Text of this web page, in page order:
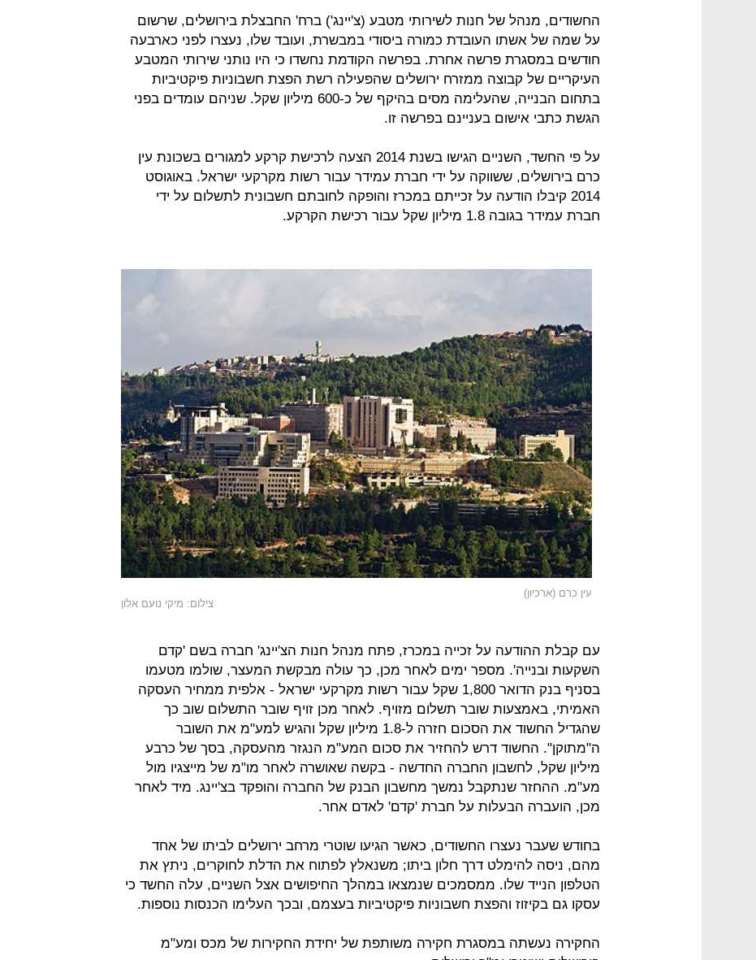
החשודים, מנהל של חנות לשירותי מטבע (צ'יינג') ברח' החבצלת בירושלים, שרשום
על שמה של אשתו העובדת כמורה ביסודי במבשרת, ועובד שלו, נעצרו לפני כארבעה
חודשים במסגרת פרשה אחרת. בפרשה הקודמת נחשדו כי היו נותני שירותי המטבע
העיקריים של קבוצה ממזרח ירושלים שהפעילה רשת הפצת חשבוניות פיקטיביות
בתחום הבנייה, שהעלימה מסים בהיקף של כ-600 מיליון שקל. שניהם עומדים בפני
הגשת כתבי אישום בעניינם בפרשה זו.
על פי החשד, השניים הגישו בשנת 2014 הצעה לרכישת קרקע למגורים בשכונת עין
כרם בירושלים, ששווקה על ידי חברת עמידר עבור רשות מקרקעי ישראל. באוגוסט
2014 קיבלו הודעה על זכייתם במכרז והופקה לחובתם חשבונית לתשלום על ידי
חברת עמידר בגובה 1.8 מיליון שקל עבור רכישת הקרקע.
עין כרם (ארכיון)
צילום: מיקי נועם אלון
עם קבלת ההודעה על זכייה במכרז, פתח מנהל חנות הצ'יינג' חברה בשם 'קדם
השקעות ובנייה'. מספר ימים לאחר מכן, כך עולה מבקשת המעצר, שולמו מטעמו
בסניף בנק הדואר 1,800 שקל עבור רשות מקרקעי ישראל - אלפית ממחיר העסקה
האמיתי, באמצעות שובר תשלום מזויף. לאחר מכן זויף שובר התשלום שוב כך
שהגדיל החשוד את הסכום חזרה ל-1.8 מיליון שקל והגיש למע"מ את השובר
ה"מתוקן". החשוד דרש להחזיר את סכום המע"מ הנגזר מהעסקה, בסך של כרבע
מיליון שקל, לחשבון החברה החדשה - בקשה שאושרה לאחר מו"מ של מייצגיו מול
מע"מ. ההחזר שנתקבל נמשך מחשבון הבנק של החברה והופקד בצ'יינג. מיד לאחר
מכן, הועברה הבעלות על חברת 'קדם' לאדם אחר.
בחודש שעבר נעצרו החשודים, כאשר הגיעו שוטרי מרחב ירושלים לביתו של אחד
מהם, ניסה להימלט דרך חלון ביתו; משנאלץ לפתוח את הדלת לחוקרים, ניתץ את
הטלפון הנייד שלו. ממסמכים שנמצאו במהלך החיפושים אצל השניים, עלה החשד כי
עסקו גם בקיזוז והפצת חשבוניות פיקטיביות בעצמם, ובכך העלימו הכנסות נוספות.
החקירה נעשתה במסגרת חקירה משותפת של יחידת החקירות של מכס ומע"מ